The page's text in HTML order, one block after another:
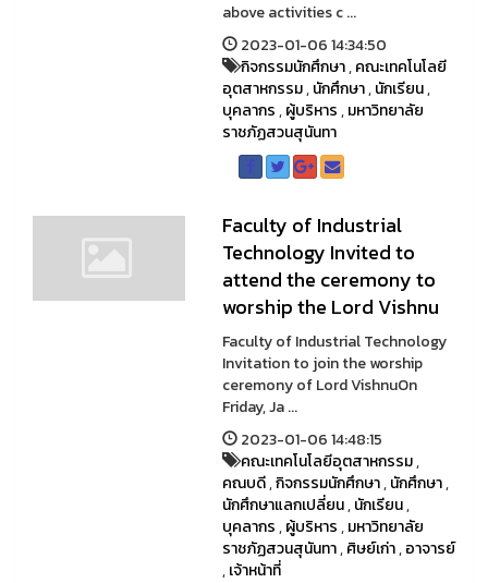
above activities c ...
2023-01-06 14:34:50
กิจกรรมนักศึกษา,คณะเทคโนโลยี
อุตสาหกรรม,นักศึกษา,นักเรียน,
บุคลากร,ผู้บริหาร,มหาวิทยาลัย
ราชภัฏสวนสุนันทา
Faculty of Industrial
Technology Invited to
attend the ceremony to
worship the Lord Vishnu
Faculty of Industrial Technology
Invitation to join the worship
ceremony of Lord VishnuOn
Friday, Ja ...
2023-01-06 14:48:15
คณะเทคโนโลยีอุตสาหกรรม,
คณบดี,กิจกรรมนักศึกษา,นักศึกษา,
นักศึกษาแลกเปลี่ยน,นักเรียน,
บุคลากร,ผู้บริหาร,มหาวิทยาลัย
ราชภัฏสวนสุนันทา,ศิษย์เก่า,อาจารย์
,เจ้าหน้าที่